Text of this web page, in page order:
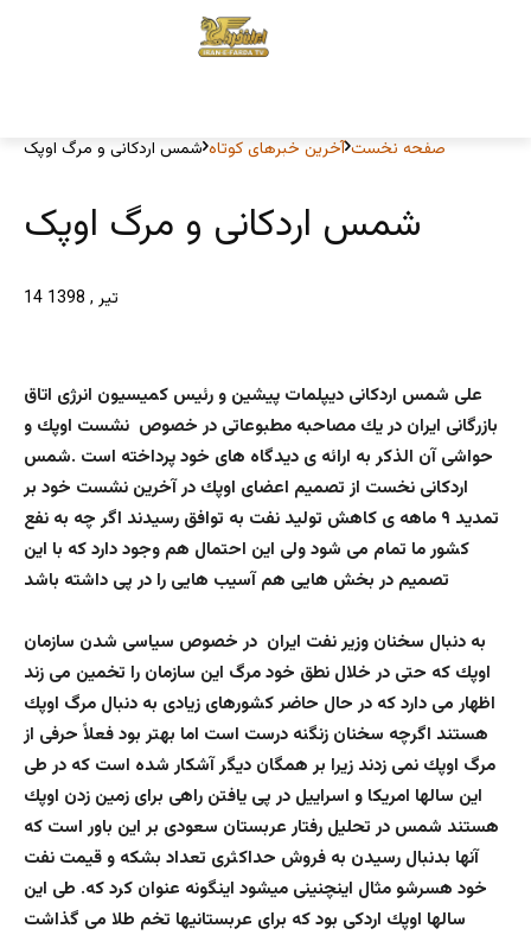
صفحه نخست آخرین خبرهای کوتاه شمس اردکانی و مرگ اوپک
شمس اردکانی و مرگ اوپک
14 تیر , 1398
على شمس اردكانى دیپلمات پیشین و رئيس كميسيون انرژى اتاق
بازرگانى ايران در يك مصاحبه مطبوعاتی در خصوص نشست اوپك و
حواشى آن الذكر به ارائه ى ديدگاه هاى خود پرداخته است .شمس
اردكانى نخست از تصميم اعضاى اوپك در آخرين نشست خود بر
تمديد ٩ ماهه ى كاهش توليد نفت به توافق رسيدند اگر چه به نفع
كشور ما تمام مى شود ولى اين احتمال هم وجود دارد كه با اين
به دنبال سخنان وزير نفت ايران در خصوص سياسى شدن سازمان
اوپك كه حتى در خلال نطق خود مرگ اين سازمان را تخمين مى زند
اظهار مى دارد كه در حال حاضر كشورهاى زيادى به دنبال مرگ اوپك
هستند اگرچه سخنان زنگنه درست است اما بهتر بود فعلاً حرفى از
مرگ اوپك نمى زدند زيرا بر همگان ديگر آشكار شده است كه در طى
اين سالها امريكا و اسراييل در پى يافتن راهى براى زمين زدن اوپك
هستند شمس در تحليل رفتار عربستان سعودى بر اين باور است كه
آنها بدنبال رسيدن به فروش حداكثرى تعداد بشكه و قيمت نفت
خود هسرشو مثال اينچنينى ميشود اينگونه عنوان كرد كه. طى اين
سالها اوپك اردكى بود كه براى عربستانيها تخم طلا مى گذاشت